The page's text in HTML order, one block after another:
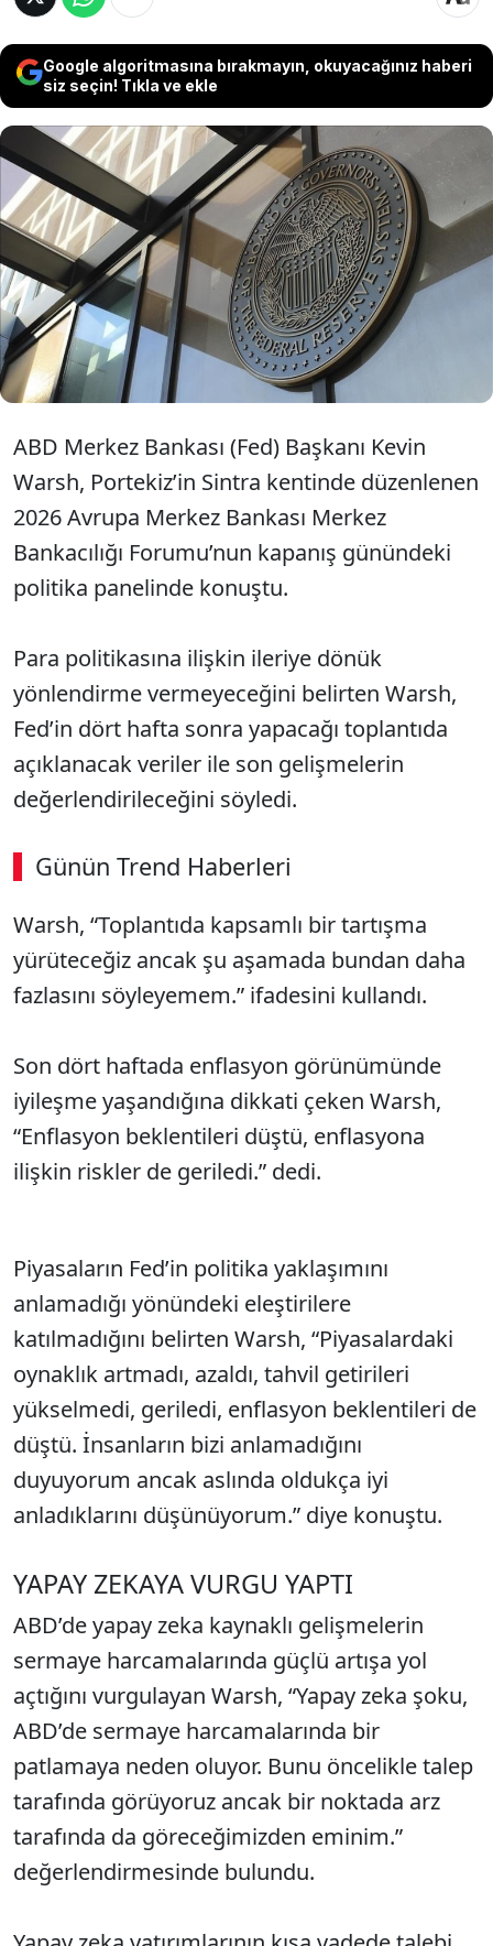
Google algoritmasına bırakmayın, okuyacağınız haberi
siz seçin! Tıkla ve ekle
ABD Merkez Bankası (Fed) Başkanı Kevin Warsh,
enflasyon beklentileri ile enflasyona ilişkin
risklerin son haftalarda gerilediğini belirterek,
“Piyasalardaki oynaklık artmadı, azaldı, tahvil
getirileri yükselmedi, geriledi, enflasyon
beklentileri de düştü.” dedi.
ABD Merkez Bankası (Fed) Başkanı Kevin
Warsh, Portekiz’in Sintra kentinde düzenlenen
2026 Avrupa Merkez Bankası Merkez
Bankacılığı Forumu’nun kapanış günündeki
politika panelinde konuştu.
Para politikasına ilişkin ileriye dönük
yönlendirme vermeyeceğini belirten Warsh,
Fed’in dört hafta sonra yapacağı toplantıda
açıklanacak veriler ile son gelişmelerin
değerlendirileceğini söyledi.
Günün Trend Haberleri
Warsh, “Toplantıda kapsamlı bir tartışma
yürüteceğiz ancak şu aşamada bundan daha
fazlasını söyleyemem.” ifadesini kullandı.
Son dört haftada enflasyon görünümünde
iyileşme yaşandığına dikkati çeken Warsh,
“Enflasyon beklentileri düştü, enflasyona
ilişkin riskler de geriledi.” dedi.
Piyasaların Fed’in politika yaklaşımını
anlamadığı yönündeki eleştirilere
katılmadığını belirten Warsh, “Piyasalardaki
oynaklık artmadı, azaldı, tahvil getirileri
yükselmedi, geriledi, enflasyon beklentileri de
düştü. İnsanların bizi anlamadığını
duyuyorum ancak aslında oldukça iyi
anladıklarını düşünüyorum.” diye konuştu.
YAPAY ZEKAYA VURGU YAPTI
ABD’de yapay zeka kaynaklı gelişmelerin
sermaye harcamalarında güçlü artışa yol
açtığını vurgulayan Warsh, “Yapay zeka şoku,
ABD’de sermaye harcamalarında bir
patlamaya neden oluyor. Bunu öncelikle talep
tarafında görüyoruz ancak bir noktada arz
tarafında da göreceğimizden eminim.”
değerlendirmesinde bulundu.